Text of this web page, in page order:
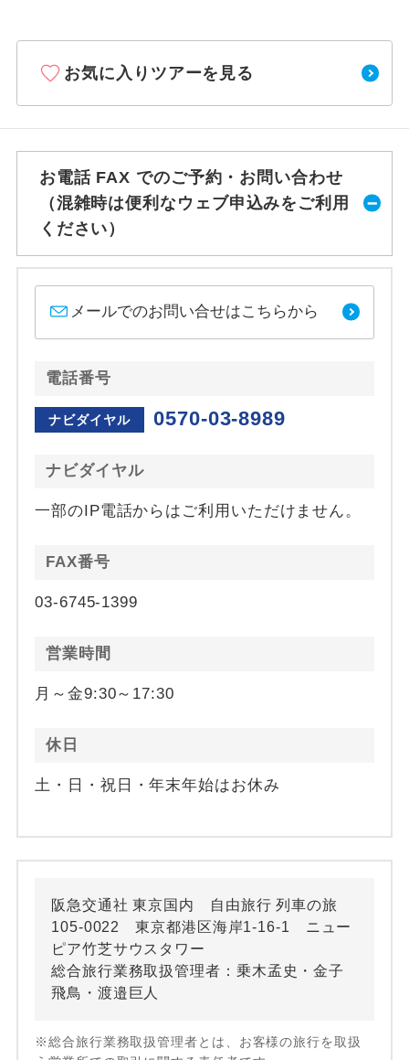
お気に入りツアーを見る
お電話 FAX でのご予約・お問い合わせ
（混雑時は便利なウェブ申込みをご利用
ください）
メールでのお問い合せはこちらから
電話番号
ナビダイヤル 0570-03-8989
ナビダイヤル
一部のIP電話からはご利用いただけません。
FAX番号
03-6745-1399
営業時間
月～金9:30～17:30
休日
土・日・祝日・年末年始はお休み
阪急交通社 東京国内 自由旅行 列車の旅
105-0022 東京都港区海岸1-16-1 ニュー
ピア竹芝サウスタワー
総合旅行業務取扱管理者：乗木孟史・金子
飛鳥・渡邉巨人
※総合旅行業務取扱管理者とは、お客様の旅行を取扱